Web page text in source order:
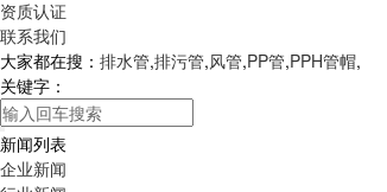
资质认证
联系我们
大家都在搜： 排水管,排污管,风管,PP管,PPH管帽,
关键字：
新闻列表
企业新闻